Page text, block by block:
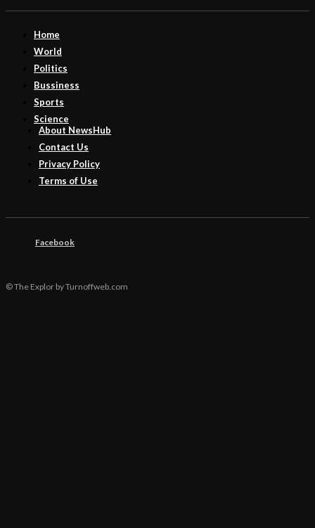
Home
World
Politics
Bussiness
Sports
Science
About NewsHub
Contact Us
Privacy Policy
Terms of Use
Facebook
© The Explor by Turnoffweb.com